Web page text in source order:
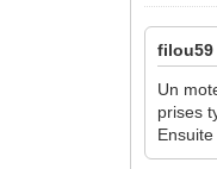
filou59
Un
prises